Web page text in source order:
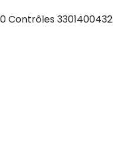
Contrôles 3301400432